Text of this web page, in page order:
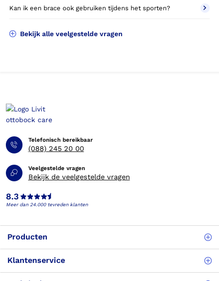
Kan ik een brace ook gebruiken tijdens het sporten?
Bekijk alle veelgestelde vragen
Telefonisch bereikbaar
(088) 245 20 00
Veelgestelde vragen
Bekijk de veelgestelde vragen
8.3
Meer dan 24.000 tevreden klanten
Producten
Klantenservice